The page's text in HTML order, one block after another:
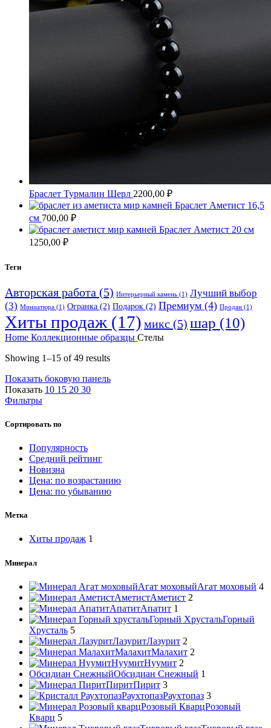
Браслет Турмалин Шерл 2200,00 ₽
Браслет Аметист 16,5
см 700,00 ₽
Браслет Аметист 20 см
1250,00 ₽
Теги
Авторская работа (5) Интерьерный камень (1) Лучший выбор
(3) Миниатюра (1) Огранка (2) Подарок (2) Премиум (4) Продан (1)
Хиты продаж (17) микс (5) шар (10)
Home Коллекционные образцы Стелы
Showing 1–15 of 49 results
Показать боковую панель
Показать 10 15 20 30
Фильтры
Сортировать по
Популярность
Средний рейтинг
Новизна
Цена: по возрастанию
Цена: по убыванию
Метка
Хиты продаж 1
Минерал
Агат моховыйАгат моховый 4
АметистАметист 2
АпатитАпатит 1
Горный ХрустальГорный
Хрусталь 5
ЛазуритЛазурит 2
МалахитМалахит 2
НуумитНуумит 2
Обсидиан СнежныйОбсидиан Снежный 1
ПиритПирит 3
РаухтопазРаухтопаз 3
Розовый КварцРозовый
Кварц 5